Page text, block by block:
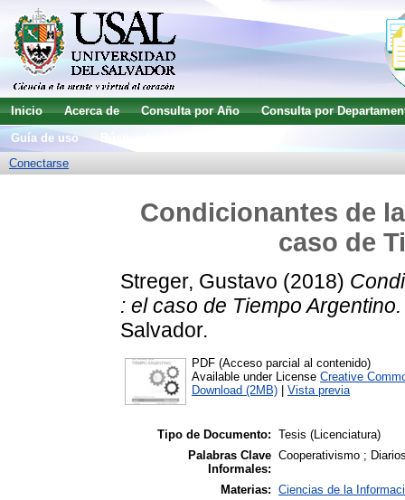
Inicio Acerca de Consulta por Año
Consulta por
Guía de uso
Conectarse
Condicionantes de
caso de
Streger, Gustavo (2018)
: el caso de Tiempo Argentino.
Salvador.
PDF (Acceso parcial al contenido)
Available under License Creative
Download (2MB)
Vista previa
Tipo de Documento: Tesis (Licenciatura)
Palabras Clave
Informales:
Cooperativismo ;
Materias: Ciencias de la